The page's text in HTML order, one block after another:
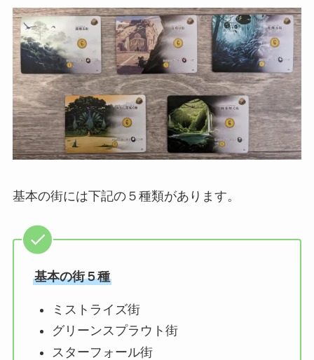
基本の街には下記の５種類があります。
基本の街５種
ミストライズ街
グリーンスプラウト街
スターフォール街